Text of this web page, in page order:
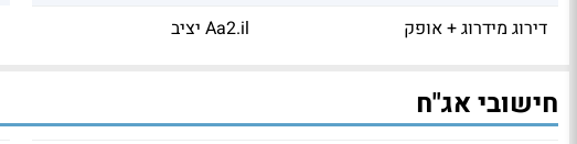
דירוג מידרוג + אופק
יציב Aa2.il
חישובי אג"ח